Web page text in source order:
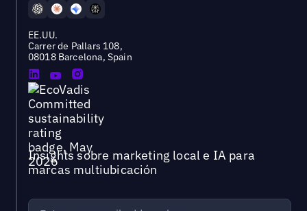
EE.UU.
Carrer de Pallars 108,
08018 Barcelona, Spain
Insights sobre marketing local e IA para
marcas multiubicación